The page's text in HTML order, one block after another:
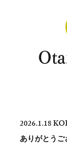
2026.1.18
ありがとう​ご